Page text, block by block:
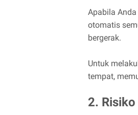
Apabila
otomatis
bergerak.
Untuk
tempat,
2.